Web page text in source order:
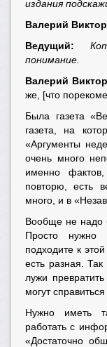
издания
Валерий
Ведущий:
понимание.
Валерий
же, [что
Была газета
газета, на
«Аргументы
очень много
именно
повторю, есть
много, и в
Вообще не надо
Просто
подходите к
есть разная.
лужи
могут
Нужно иметь
работать с
«Достаточно